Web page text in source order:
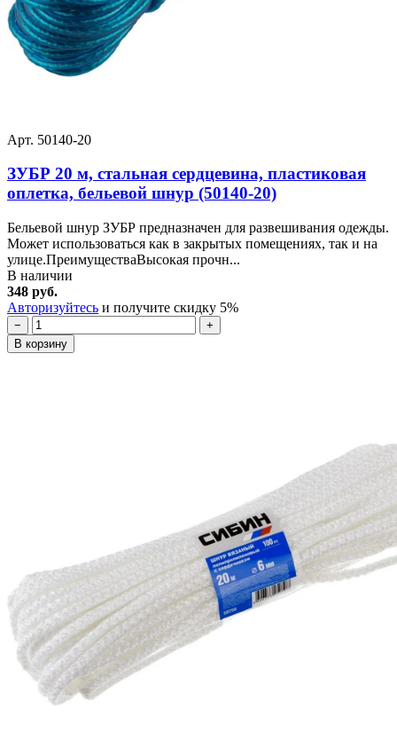
Арт. 50140-20
ЗУБР 20 м, стальная сердцевина, пластиковая
оплетка, бельевой шнур (50140-20)
Бельевой шнур ЗУБР предназначен для развешивания одежды.
Может использоваться как в закрытых помещениях, так и на
улице.ПреимуществаВысокая прочн...
В наличии
348 руб.
Авторизуйтесь и получите скидку 5%
−
+
В корзину